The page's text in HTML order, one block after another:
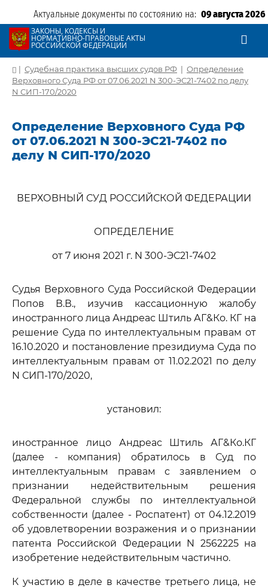
Актуальные документы по состоянию на: 09 августа 2026
ЗАКОНЫ, КОДЕКСЫ И
НОРМАТИВНО-ПРАВОВЫЕ АКТЫ
РОССИЙСКОЙ ФЕДЕРАЦИИ
| Судебная практика высших судов РФ | Определение
Верховного Суда РФ от 07.06.2021 N 300-ЭС21-7402 по делу
N СИП-170/2020
Определение Верховного Суда РФ
от 07.06.2021 N 300-ЭС21-7402 по
делу N СИП-170/2020
ВЕРХОВНЫЙ СУД РОССИЙСКОЙ ФЕДЕРАЦИИ
ОПРЕДЕЛЕНИЕ
от 7 июня 2021 г. N 300-ЭС21-7402
Судья Верховного Суда Российской Федерации
Попов В.В., изучив кассационную жалобу
иностранного лица Андреас Штиль АГ&Ко. КГ на
решение Суда по интеллектуальным правам от
16.10.2020 и постановление президиума Суда по
интеллектуальным правам от 11.02.2021 по делу
N СИП-170/2020,
установил:
иностранное лицо Андреас Штиль АГ&Ко.КГ
(далее - компания) обратилось в Суд по
интеллектуальным правам с заявлением о
признании недействительным решения
Федеральной службы по интеллектуальной
собственности (далее - Роспатент) от 04.12.2019
об удовлетворении возражения и о признании
патента Российской Федерации N 2562225 на
изобретение недействительным частично.
К участию в деле в качестве третьего лица, не